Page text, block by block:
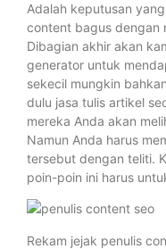
Adalah keputusan
content bagus dengan
Dibagian akhir akan
generator untuk
sekecil mungkin
dulu jasa tulis artikel
mereka Anda akan
Namun Anda harus
tersebut dengan teliti.
poin-poin ini harus
Rekam jejak penulis